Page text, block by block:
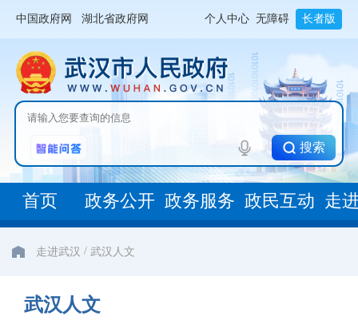
中国政府网 湖北省政府网 个人中心 无障碍 长者版
搜索
首页 政务公开 政务服务 政民互动 走
走进武汉 / 武汉人文
武汉人文